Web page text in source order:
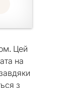
Цей
на
з